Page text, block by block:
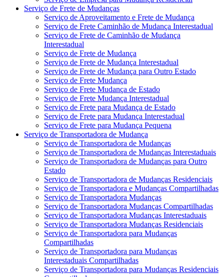
Serviço de Frete de Mudanças
Serviço de Aproveitamento e Frete de Mudança
Serviço de Frete Caminhão de Mudança Interestadual
Serviço de Frete de Caminhão de Mudança
Interestadual
Serviço de Frete de Mudança
Serviço de Frete de Mudança Interestadual
Serviço de Frete de Mudança para Outro Estado
Serviço de Frete Mudança
Serviço de Frete Mudança de Estado
Serviço de Frete Mudança Interestadual
Serviço de Frete para Mudança de Estado
Serviço de Frete para Mudança Interestadual
Serviço de Frete para Mudança Pequena
Serviço de Transportadora de Mudança
Serviço de Transportadora de Mudanças
Serviço de Transportadora de Mudanças Interestaduais
Serviço de Transportadora de Mudanças para Outro
Estado
Serviço de Transportadora de Mudanças Residenciais
Serviço de Transportadora e Mudanças Compartilhadas
Serviço de Transportadora Mudanças
Serviço de Transportadora Mudanças Compartilhadas
Serviço de Transportadora Mudanças Interestaduais
Serviço de Transportadora Mudanças Residenciais
Serviço de Transportadora para Mudanças
Compartilhadas
Serviço de Transportadora para Mudanças
Interestaduais Compartilhadas
Serviço de Transportadora para Mudanças Residenciais